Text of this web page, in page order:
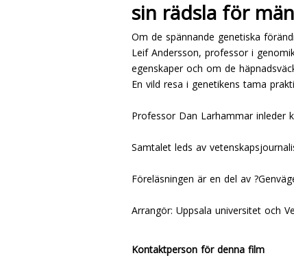
sin rädsla för
Om de spännande genetiska
Leif Andersson, professor i
egenskaper och om de
En vild resa i genetikens tama
Professor Dan Larhammar inleder
Samtalet leds av
Föreläsningen är en del av
Arrangör: Uppsala universitet och
Kontaktperson för denna film